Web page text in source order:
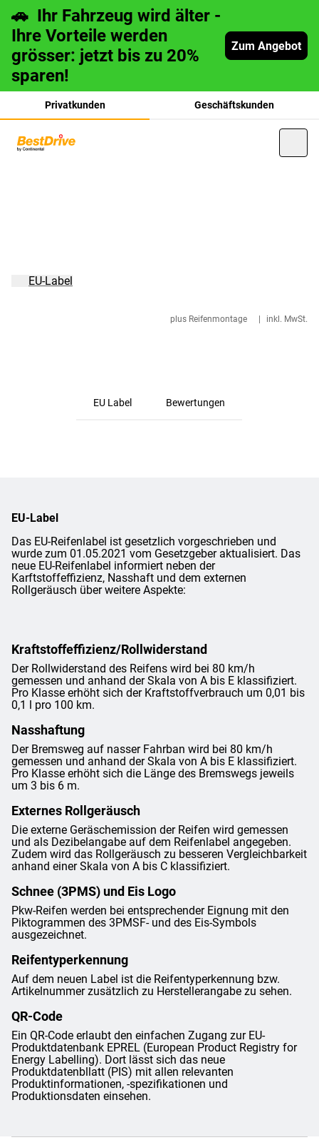
🚗 Ihr Fahrzeug wird älter -
Ihre Vorteile werden
grösser: jetzt bis zu 20%
sparen!
Zum Angebot
Privatkunden Geschäftskunden
plus Reifenmontage inkl. MwSt.
EU-Label
EU Label Bewertungen
EU-Label
Das EU-Reifenlabel ist gesetzlich vorgeschrieben und
wurde zum 01.05.2021 vom Gesetzgeber aktualisiert. Das
neue EU-Reifenlabel informiert neben der
Karftstoffeffizienz, Nasshaft und dem externen
Rollgeräusch über weitere Aspekte:
Kraftstoffeffizienz/Rollwiderstand
Der Rollwiderstand des Reifens wird bei 80 km/h
gemessen und anhand der Skala von A bis E klassifiziert.
Pro Klasse erhöht sich der Kraftstoffverbrauch um 0,01 bis
0,1 l pro 100 km.
Nasshaftung
Der Bremsweg auf nasser Fahrban wird bei 80 km/h
gemessen und anhand der Skala von A bis E klassifiziert.
Pro Klasse erhöht sich die Länge des Bremswegs jeweils
um 3 bis 6 m.
Externes Rollgeräusch
Die externe Geräschemission der Reifen wird gemessen
und als Dezibelangabe auf dem Reifenlabel angegeben.
Zudem wird das Rollgeräusch zu besseren Vergleichbarkeit
anhand einer Skala von A bis C klassifiziert.
Schnee (3PMS) und Eis Logo
Pkw-Reifen werden bei entsprechender Eignung mit den
Piktogrammen des 3PMSF- und des Eis-Symbols
ausgezeichnet.
Reifentyperkennung
Auf dem neuen Label ist die Reifentyperkennung bzw.
Artikelnummer zusätzlich zu Herstellerangabe zu sehen.
QR-Code
Ein QR-Code erlaubt den einfachen Zugang zur EU-
Produktdatenbank EPREL (European Product Registry for
Energy Labelling). Dort lässt sich das neue
Produktdatenbllatt (PIS) mit allen relevanten
Produktinformationen, -spezifikationen und
Produktionsdaten einsehen.